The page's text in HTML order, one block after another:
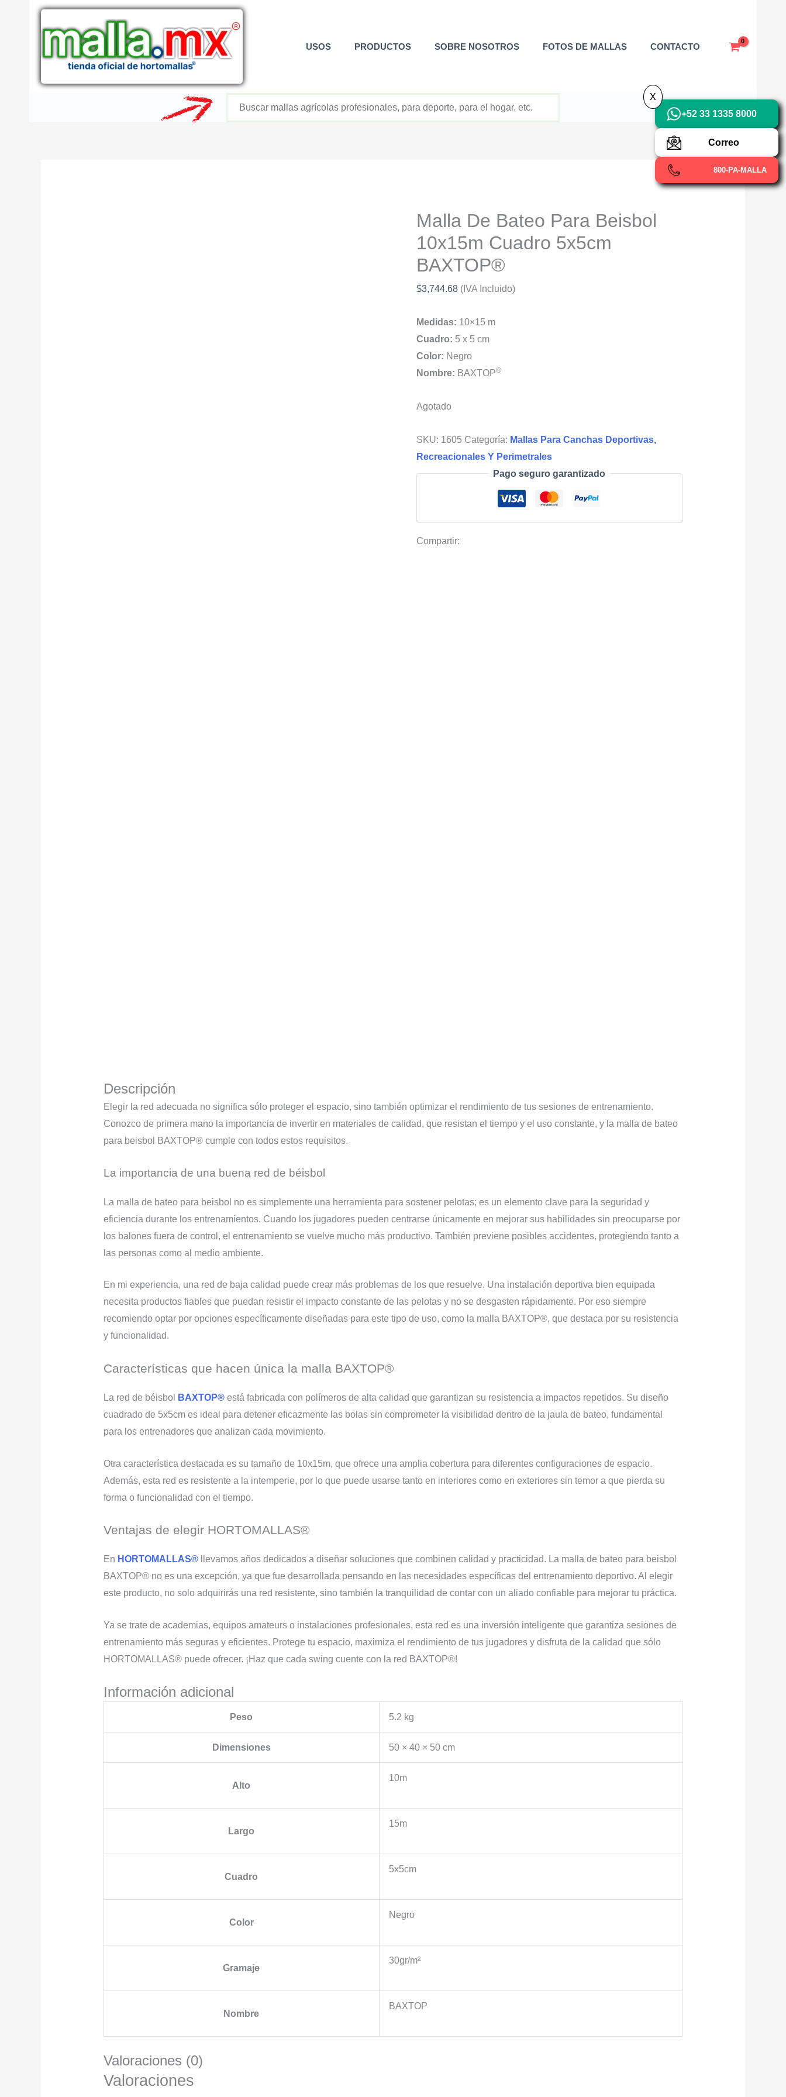
contenido
USOS PRODUCTOS SOBRE NOSOTROS FOTOS DE MALLAS CONTACTO
Malla De Bateo Para Beisbol
10x15m Cuadro 5x5cm
BAXTOP®
$3,744.68 (IVA Incluido)
Medidas: 10×15 m
Cuadro: 5 x 5 cm
Color: Negro
Nombre: BAXTOP®
Agotado
SKU: 1605 Categoría: Mallas Para Canchas Deportivas,
Recreacionales Y Perimetrales
Pago seguro garantizado
Compartir:
Descripción
Elegir la red adecuada no significa sólo proteger el espacio, sino también optimizar el rendimiento de tus sesiones de entrenamiento.
Conozco de primera mano la importancia de invertir en materiales de calidad, que resistan el tiempo y el uso constante, y la malla de bateo
para beisbol BAXTOP® cumple con todos estos requisitos.
La importancia de una buena red de béisbol
La malla de bateo para beisbol no es simplemente una herramienta para sostener pelotas; es un elemento clave para la seguridad y
eficiencia durante los entrenamientos. Cuando los jugadores pueden centrarse únicamente en mejorar sus habilidades sin preocuparse por
los balones fuera de control, el entrenamiento se vuelve mucho más productivo. También previene posibles accidentes, protegiendo tanto a
las personas como al medio ambiente.
En mi experiencia, una red de baja calidad puede crear más problemas de los que resuelve. Una instalación deportiva bien equipada
necesita productos fiables que puedan resistir el impacto constante de las pelotas y no se desgasten rápidamente. Por eso siempre
recomiendo optar por opciones específicamente diseñadas para este tipo de uso, como la malla BAXTOP®, que destaca por su resistencia
y funcionalidad.
Características que hacen única la malla BAXTOP®
La red de béisbol BAXTOP®está fabricada con polímeros de alta calidad que garantizan su resistencia a impactos repetidos. Su diseño
cuadrado de 5x5cm es ideal para detener eficazmente las bolas sin comprometer la visibilidad dentro de la jaula de bateo, fundamental
para los entrenadores que analizan cada movimiento.
Otra característica destacada es su tamaño de 10x15m, que ofrece una amplia cobertura para diferentes configuraciones de espacio.
Además, esta red es resistente a la intemperie, por lo que puede usarse tanto en interiores como en exteriores sin temor a que pierda su
forma o funcionalidad con el tiempo.
Ventajas de elegir HORTOMALLAS®
En HORTOMALLAS®llevamos años dedicados a diseñar soluciones que combinen calidad y practicidad. La malla de bateo para beisbol
BAXTOP® no es una excepción, ya que fue desarrollada pensando en las necesidades específicas del entrenamiento deportivo. Al elegir
este producto, no solo adquirirás una red resistente, sino también la tranquilidad de contar con un aliado confiable para mejorar tu práctica.
Ya se trate de academias, equipos amateurs o instalaciones profesionales, esta red es una inversión inteligente que garantiza sesiones de
entrenamiento más seguras y eficientes. Protege tu espacio, maximiza el rendimiento de tus jugadores y disfruta de la calidad que sólo
HORTOMALLAS® puede ofrecer. ¡Haz que cada swing cuente con la red BAXTOP®!
Información adicional
Peso 5.2 kg
Dimensiones 50 × 40 × 50 cm
Alto
10m
Largo
15m
Cuadro
5x5cm
Color
Negro
Gramaje
30gr/m²
Nombre
BAXTOP
Valoraciones (0)
Valoraciones
+52 33 1335 8000
Correo
800-PA-MALLA
X